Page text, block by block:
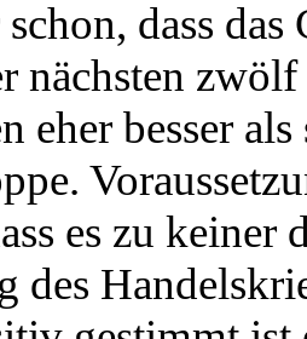
dass
nächsten
eher besser
es zu keiner
des